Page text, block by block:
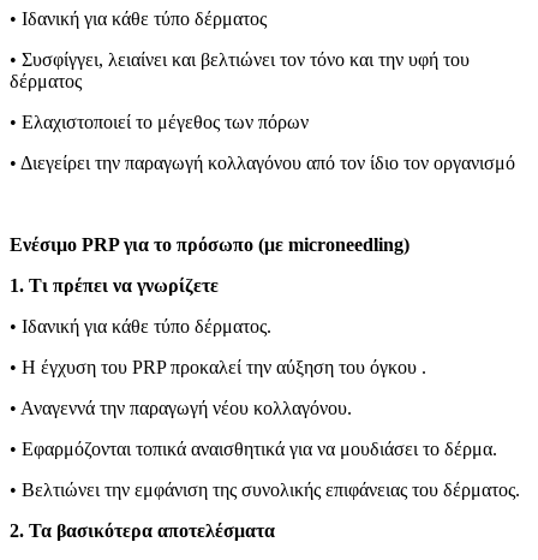
• Ιδανική για κάθε τύπο δέρματος
• Συσφίγγει, λειαίνει και βελτιώνει τον τόνο και την υφή του
δέρματος
• Ελαχιστοποιεί το μέγεθος των πόρων
• Διεγείρει την παραγωγή κολλαγόνου από τον ίδιο τον οργανισμό
Ενέσιμο PRP για το πρόσωπο (με microneedling)
1. Τι πρέπει να γνωρίζετε
• Ιδανική για κάθε τύπο δέρματος.
• Η έγχυση του PRP προκαλεί την αύξηση του όγκου .
• Αναγεννά την παραγωγή νέου κολλαγόνου.
• Εφαρμόζονται τοπικά αναισθητικά για να μουδιάσει το δέρμα.
• Βελτιώνει την εμφάνιση της συνολικής επιφάνειας του δέρματος.
2. Τα βασικότερα αποτελέσματα